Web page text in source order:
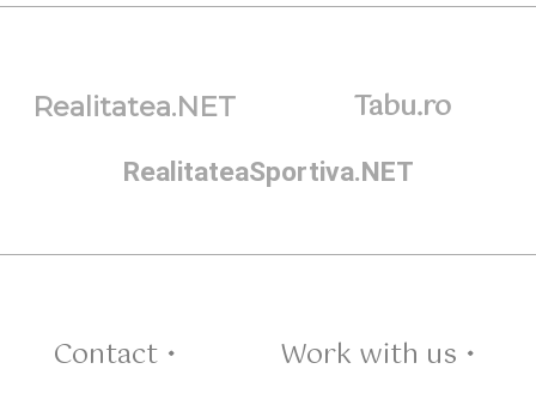
Realitatea.NET Tabu.ro
RealitateaSportiva.NET
Contact • Work with us •